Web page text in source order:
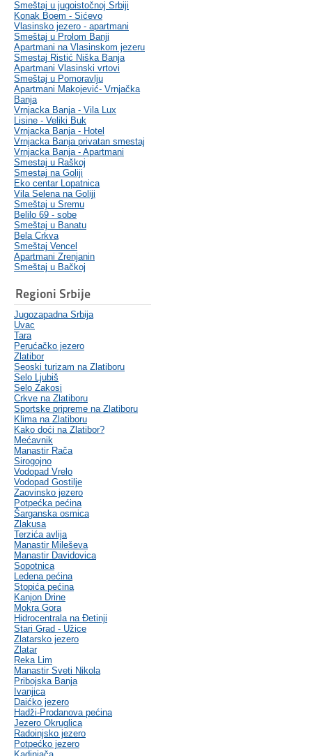
Smeštaj u jugoistočnoj Srbiji
Konak Boem - Sićevo
Vlasinsko jezero - apartmani
Smeštaj u Prolom Banji
Apartmani na Vlasinskom jezeru
Smestaj Ristić Niška Banja
Apartmani Vlasinski vrtovi
Smeštaj u Pomoravlju
Apartmani Makojević- Vrnjačka
Banja
Vrnjacka Banja - Vila Lux
Lisine - Veliki Buk
Vrnjacka Banja - Hotel
Vrnjacka Banja privatan smestaj
Vrnjacka Banja - Apartmani
Smestaj u Raškoj
Smestaj na Goliji
Eko centar Lopatnica
Vila Selena na Goliji
Smeštaj u Sremu
Belilo 69 - sobe
Smeštaj u Banatu
Bela Crkva
Smeštaj Vencel
Apartmani Zrenjanin
Smeštaj u Bačkoj
Regioni Srbije
Jugozapadna Srbija
Uvac
Tara
Perućačko jezero
Zlatibor
Seoski turizam na Zlatiboru
Selo Ljubiš
Selo Zakosi
Crkve na Zlatiboru
Sportske pripreme na Zlatiboru
Klima na Zlatiboru
Kako doći na Zlatibor?
Mećavnik
Manastir Rača
Sirogojno
Vodopad Vrelo
Vodopad Gostilje
Zaovinsko jezero
Potpećka pećina
Šarganska osmica
Zlakusa
Terzića avlija
Manastir Mileševa
Manastir Davidovica
Sopotnica
Ledena pećina
Stopića pećina
Kanjon Drine
Mokra Gora
Hidrocentrala na Đetinji
Stari Grad - Užice
Zlatarsko jezero
Zlatar
Reka Lim
Manastir Sveti Nikola
Pribojska Banja
Ivanjica
Daićko jezero
Hadži-Prodanova pećina
Jezero Okruglica
Radoinjsko jezero
Potpećko jezero